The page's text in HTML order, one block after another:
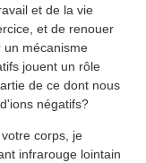
et de la vie
et de renouer
mécanisme
jouent un rôle
de ce dont nous
négatifs?
corps, je
infrarouge lointain